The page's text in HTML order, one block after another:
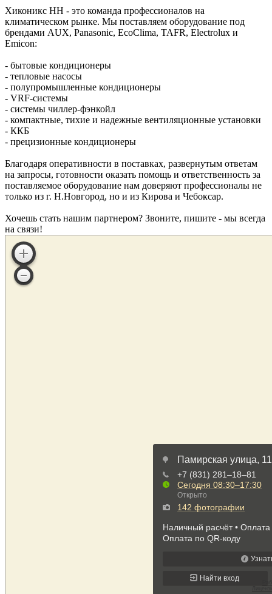
Хиконикс НН - это команда профессионалов на
климатическом рынке. Мы поставляем оборудование под
брендами AUX, Panasonic, EcoClima, TAFR, Electrolux и
Emicon:
- бытовые кондиционеры
- тепловые насосы
- полупромышленные кондиционеры
- VRF-системы
- системы чиллер-фэнкойл
- компактные, тихие и надежные вентиляционные установки
- ККБ
- прецизионные кондиционеры
Благодаря оперативности в поставках, развернутым ответам
на запросы, готовности оказать помощь и ответственность за
поставляемое оборудование нам доверяют профессионалы не
только из г. Н.Новгород, но и из Кирова и Чебоксар.
Хочешь стать нашим партнером? Звоните, пишите - мы всегда
на связи!